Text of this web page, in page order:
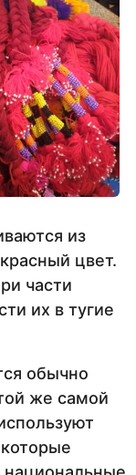
из
цвет.
части
их в тугие
обычно
же самой